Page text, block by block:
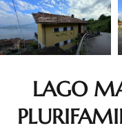
LAGO